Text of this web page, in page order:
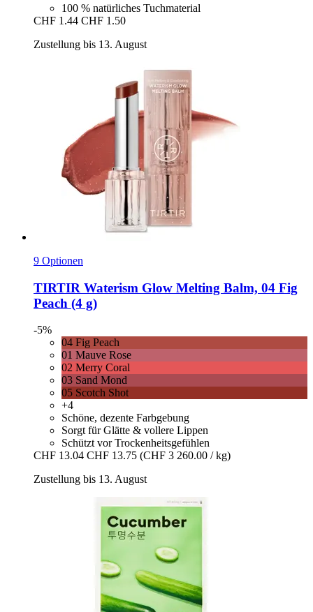
100 % natürliches Tuchmaterial
CHF 1.44 CHF 1.50
Zustellung bis 13. August
9 Optionen
TIRTIR Waterism Glow Melting Balm, 04 Fig
Peach (4 g)
-5%
04 Fig Peach
01 Mauve Rose
02 Merry Coral
03 Sand Mond
05 Scotch Shot
+4
Schöne, dezente Farbgebung
Sorgt für Glätte & vollere Lippen
Schützt vor Trockenheitsgefühlen
CHF 13.04 CHF 13.75 (CHF 3 260.00 / kg)
Zustellung bis 13. August